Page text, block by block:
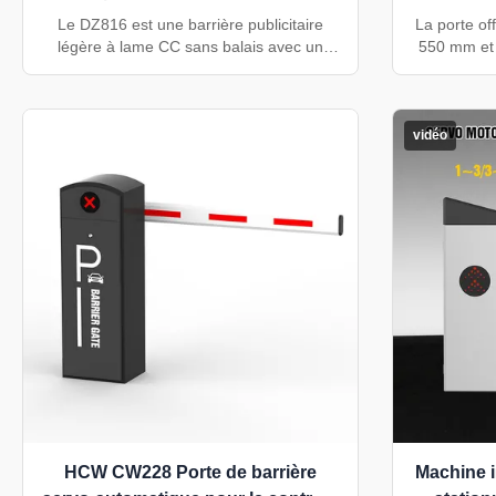
légère
Le DZ816 est une barrière publicitaire
légère à lame CC sans balais avec un
rebond d'obstacle réglable, une fermeture
La porte
550 mm
faciale et
solution
pour les
HCW CW228 Porte de barrière
vidéo
Machine